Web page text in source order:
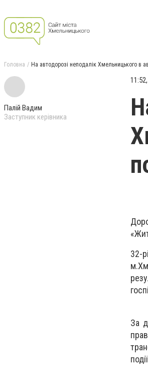
Головна На автодорозі неподалік Хмельницького в
Палій Вадим
Заступник керівника
32-
За